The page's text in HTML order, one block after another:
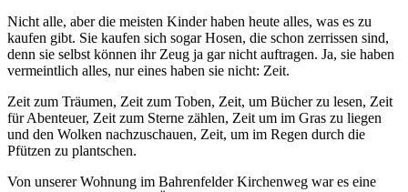
Nicht alle, aber die meisten Kinder haben heute alles, was es zu
kaufen gibt. Sie kaufen sich sogar Hosen, die schon zerrissen sind,
denn sie selbst können ihr Zeug ja gar nicht auftragen. Ja, sie haben
vermeintlich alles, nur eines haben sie nicht: Zeit.
Zeit zum Träumen, Zeit zum Toben, Zeit, um Bücher zu lesen, Zeit
für Abenteuer, Zeit zum Sterne zählen, Zeit um im Gras zu liegen
und den Wolken nachzuschauen, Zeit, um im Regen durch die
Pfützen zu plantschen.
Von unserer Wohnung im Bahrenfelder Kirchenweg war es eine